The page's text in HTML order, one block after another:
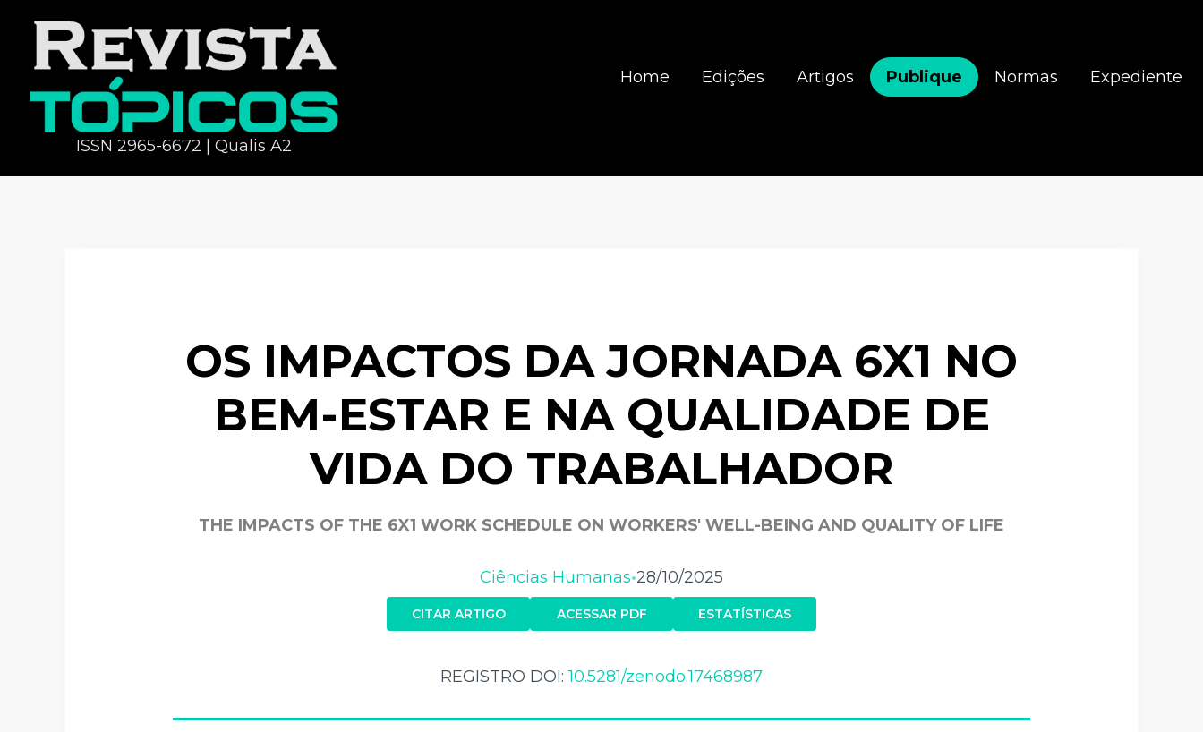
ISSN 2965-6672 | Qualis A2
Home Edições Artigos Publique Normas Expediente
OS IMPACTOS DA JORNADA 6X1 NO
BEM-ESTAR E NA QUALIDADE DE
VIDA DO TRABALHADOR
THE IMPACTS OF THE 6X1 WORK SCHEDULE ON WORKERS' WELL-BEING AND QUALITY OF LIFE
Ciências Humanas•28/10/2025
CITAR ARTIGO ACESSAR PDF ESTATÍSTICAS
REGISTRO DOI:10.5281/zenodo.17468987